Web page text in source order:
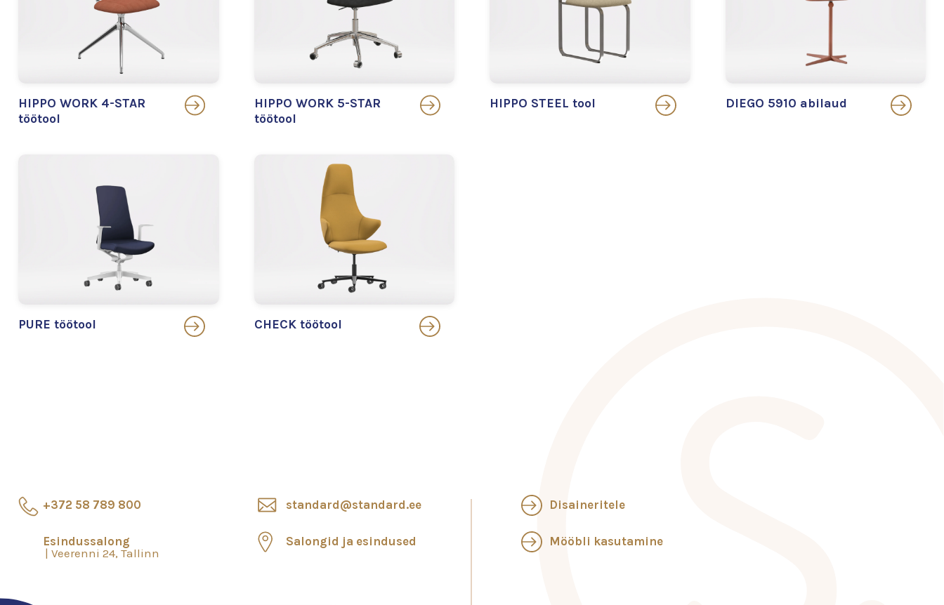
HIPPO WORK 4-STAR
töötool
HIPPO WORK 5-STAR
töötool
HIPPO STEEL tool DIEGO 5910 abilaud
PURE töötool CHECK töötool
+372 58 789 800
Esindussalong
Veerenni 24, Tallinn
standard@standard.ee
Salongid ja esindused
Disaineritele
Mööbli kasutamine